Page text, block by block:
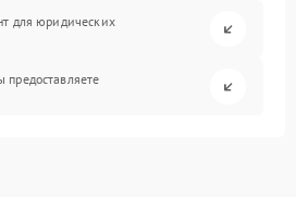
для юридических